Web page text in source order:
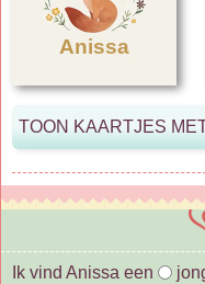
Anissa
Ik vind Anissa een